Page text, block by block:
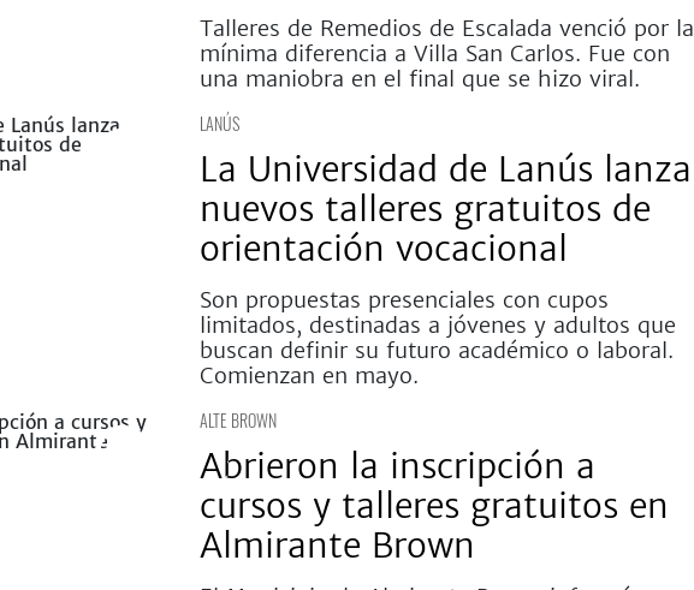
Talleres de Remedios de Escalada venció por la
mínima diferencia a Villa San Carlos. Fue con
una maniobra en el final que se hizo viral.
LANÚS
La Universidad de Lanús lanza
nuevos talleres gratuitos de
orientación vocacional
Son propuestas presenciales con cupos
limitados, destinadas a jóvenes y adultos que
buscan definir su futuro académico o laboral.
Comienzan en mayo.
ALTE BROWN
Abrieron la inscripción a
cursos y talleres gratuitos en
Almirante Brown